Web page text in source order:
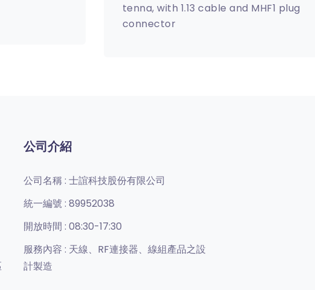
tenna, with 1.13 cable and MHF1 plug
connector
公司介紹
公司名稱 : 士誼科技股份有限公司
統一編號 : 89952038
開放時間 : 08:30-17:30
服務內容 : 天線、RF連接器、線組產品之設
計製造